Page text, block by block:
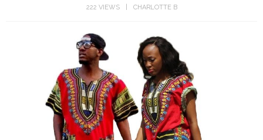
222 VIEWS CHARLOTTE B